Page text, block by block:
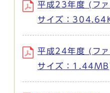
平成23年度 (フ
サイズ：
平成24年度 (フ
サイズ：